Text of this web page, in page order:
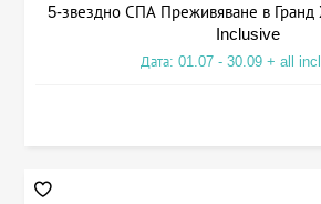
5-звездно СПА Преживяване в Гранд
Inclusive
Дата: 01.07 - 30.09 + all